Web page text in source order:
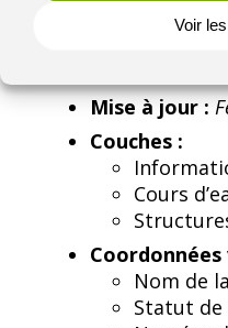
Voir
Mise à jour :
Couches :
Cours
Nom de
Statut